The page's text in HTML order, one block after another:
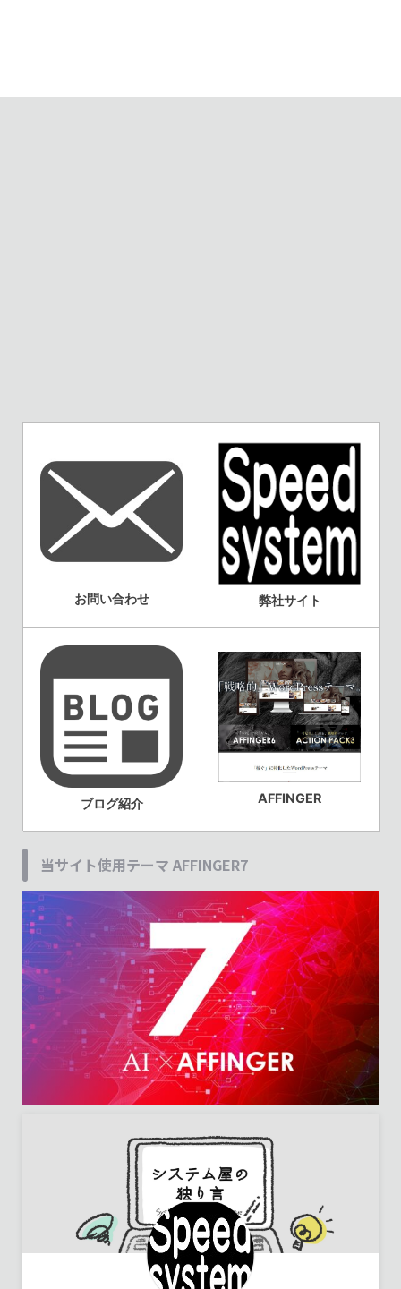
お問い合わせ 弊社サイト
ブログ紹介 AFFINGER
当サイト使用テーマ AFFINGER7